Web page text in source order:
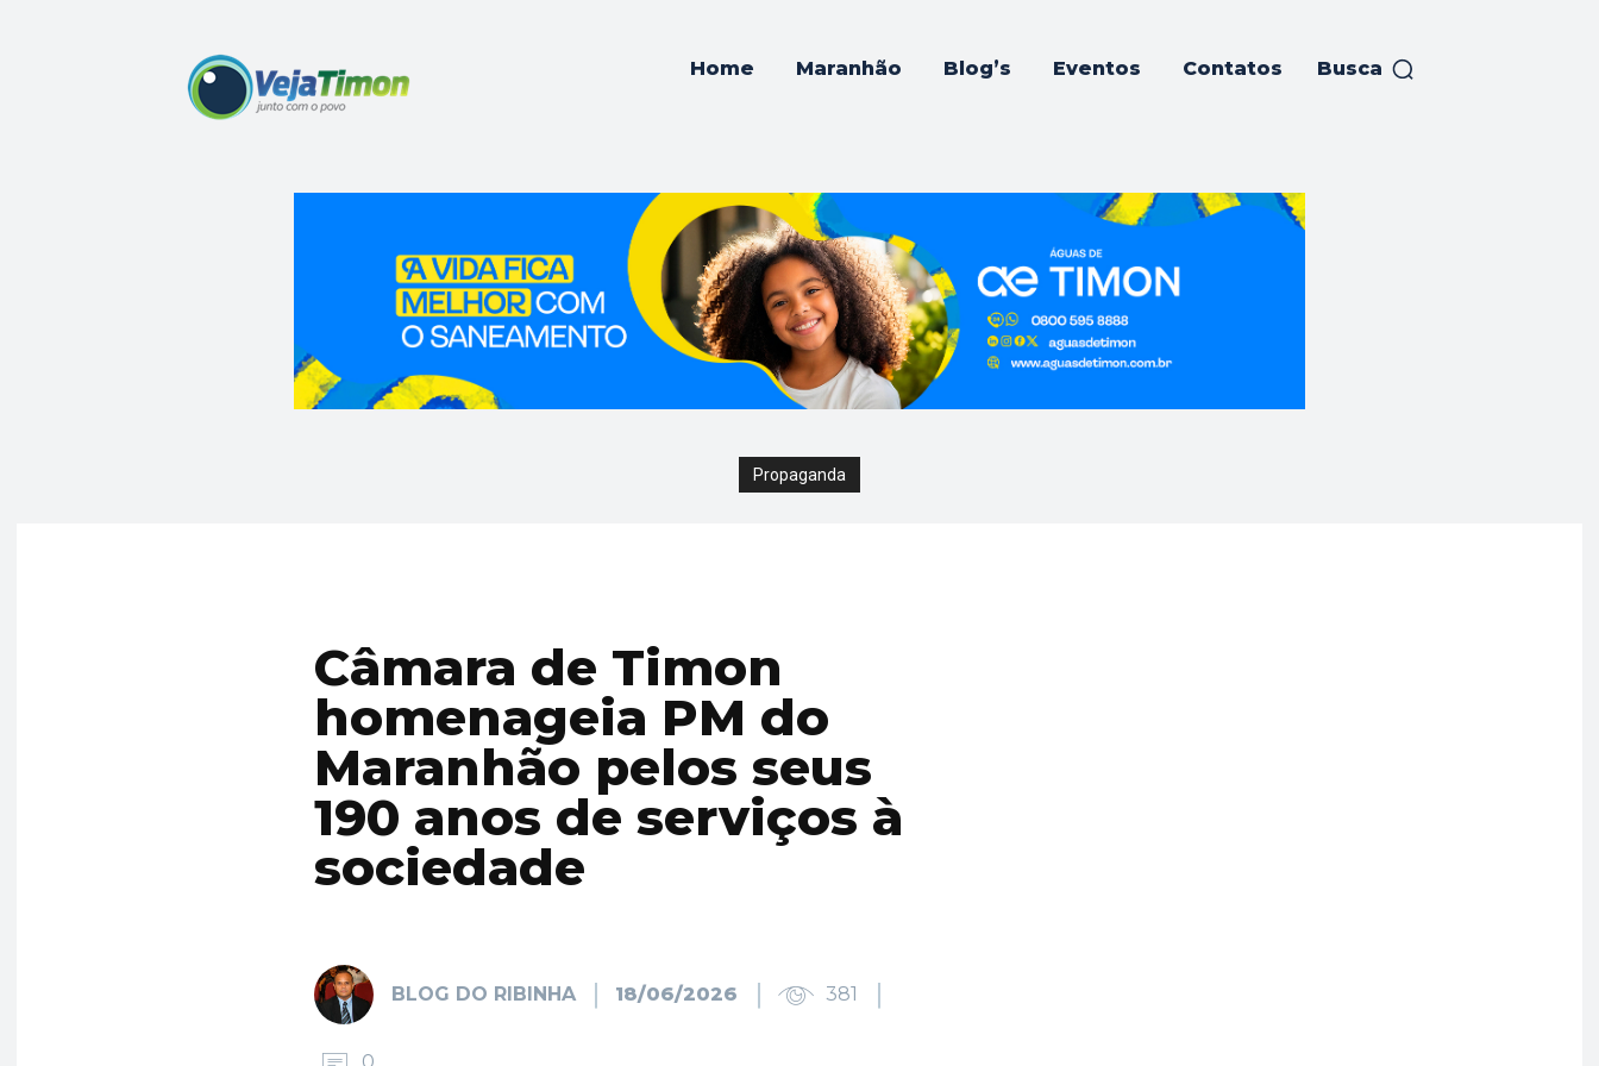
Home Maranhão Blog’s Eventos Contatos Busca
Propaganda
Câmara de Timon
homenageia PM do
Maranhão pelos seus
190 anos de serviços à
sociedade
BLOG DO RIBINHA 18/06/2026 381
0